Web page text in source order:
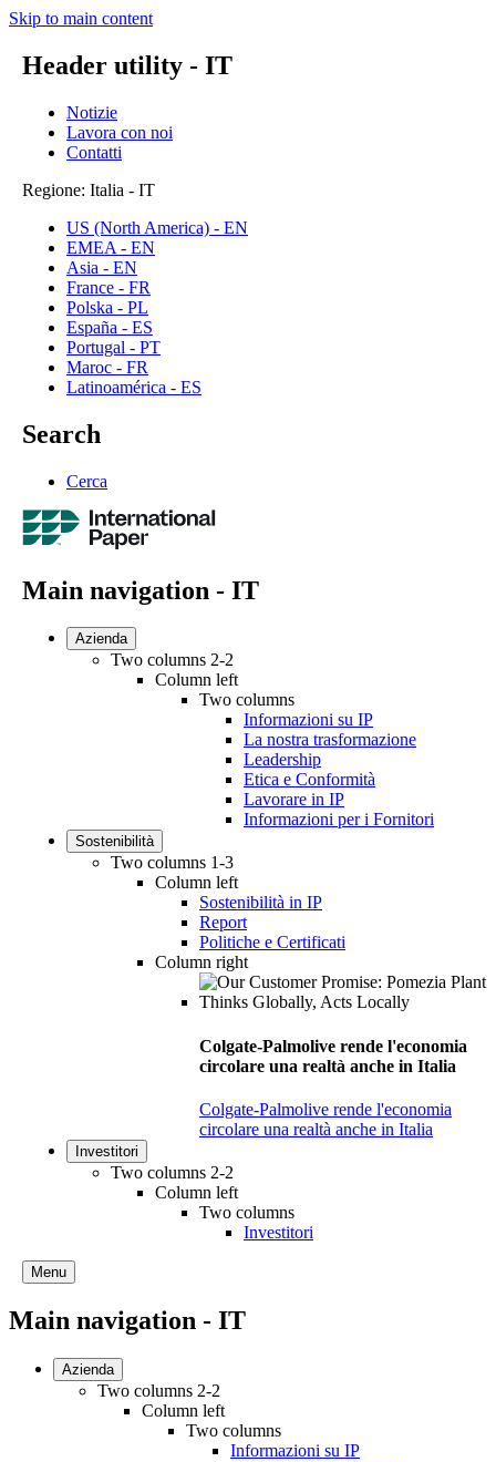
Skip to main content
Header utility - IT
Notizie
Lavora con noi
Contatti
Regione: Italia - IT
US (North America) - EN
EMEA - EN
Asia - EN
France - FR
Polska - PL
España - ES
Portugal - PT
Maroc - FR
Latinoamérica - ES
Search
Cerca
Main navigation - IT
Azienda
Two columns 2-2
Column left
Two columns
Informazioni su IP
La nostra trasformazione
Leadership
Etica e Conformità
Lavorare in IP
Informazioni per i Fornitori
Sostenibilità
Two columns 1-3
Column left
Sostenibilità in IP
Report
Politiche e Certificati
Column right
Colgate-Palmolive rende l'economia
circolare una realtà anche in Italia
Colgate-Palmolive rende l'economia
circolare una realtà anche in Italia
Investitori
Two columns 2-2
Column left
Two columns
Investitori
Menu
Main navigation - IT
Azienda
Two columns 2-2
Column left
Two columns
Informazioni su IP